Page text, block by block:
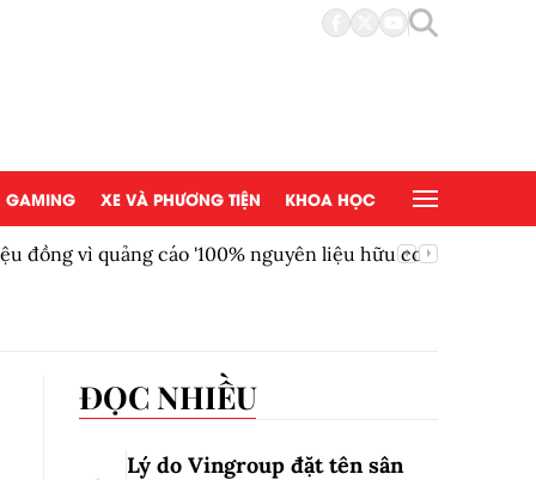
GAMING XE VÀ PHƯƠNG TIỆN KHOA HỌC
vì quảng cáo '100% nguyên liệu hữu cơ'
ĐỌC NHIỀU
Lý do Vingroup đặt tên sân